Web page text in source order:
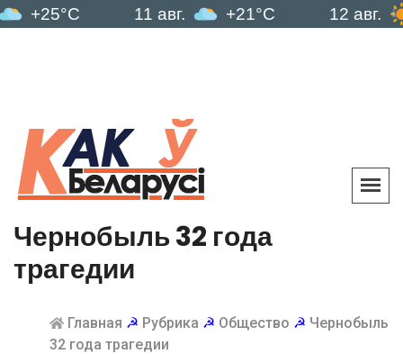
11 авг. +21°C 12 авг.
Чернобыль 32 года
трагедии
Главная ☭ Рубрика ☭ Общество ☭ Чернобыль
32 года трагедии